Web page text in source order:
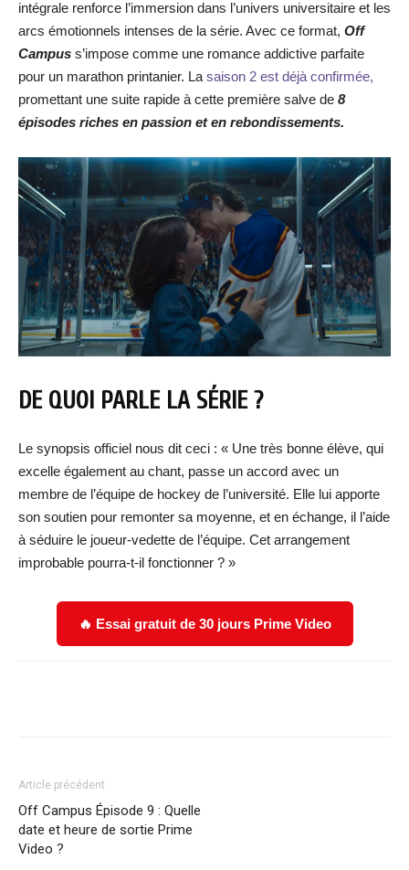
intégrale renforce l’immersion dans l’univers universitaire et les
arcs émotionnels intenses de la série. Avec ce format, Off
Campus s’impose comme une romance addictive parfaite
pour un marathon printanier. La saison 2 est déjà confirmée,
promettant une suite rapide à cette première salve de 8
épisodes riches en passion et en rebondissements.
DE QUOI PARLE LA SÉRIE ?
Le synopsis officiel nous dit ceci : « Une très bonne élève, qui
excelle également au chant, passe un accord avec un
membre de l’équipe de hockey de l’université. Elle lui apporte
son soutien pour remonter sa moyenne, et en échange, il l’aide
à séduire le joueur-vedette de l’équipe. Cet arrangement
improbable pourra-t-il fonctionner ? »
🔥 Essai gratuit de 30 jours Prime Video
Article précédent
Off Campus Épisode 9 : Quelle
date et heure de sortie Prime
Video ?